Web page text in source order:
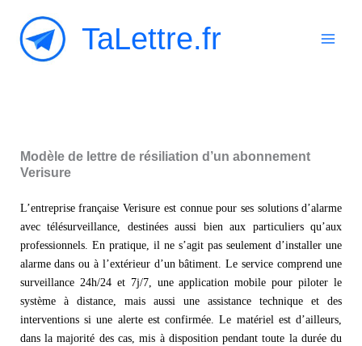
contenu
TaLettre.fr
Modèle de lettre de résiliation d’un abonnement
Verisure
L’entreprise française Verisure est connue pour ses solutions d’alarme
avec télésurveillance, destinées aussi bien aux particuliers qu’aux
professionnels. En pratique, il ne s’agit pas seulement d’installer une
alarme dans ou à l’extérieur d’un bâtiment. Le service comprend une
surveillance 24h/24 et 7j/7, une application mobile pour piloter le
système à distance, mais aussi une assistance technique et des
interventions si une alerte est confirmée. Le matériel est d’ailleurs,
dans la majorité des cas, mis à disposition pendant toute la durée du